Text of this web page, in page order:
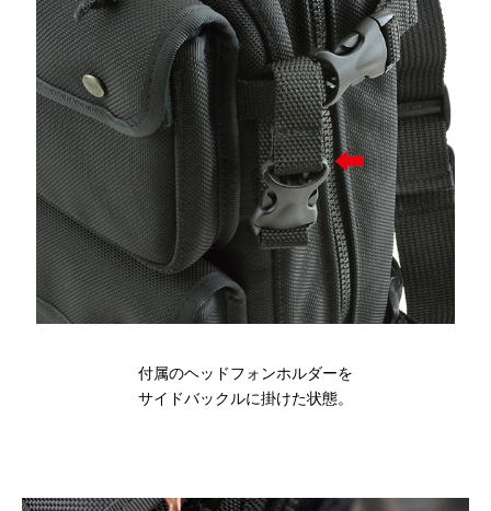
付属のヘッドフォンホルダーを
サイドバックルに掛けた状態。